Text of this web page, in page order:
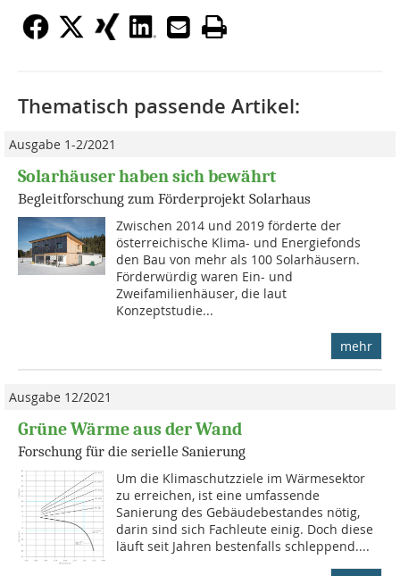
Thematisch passende Artikel:
Ausgabe 1-2/2021
Solarhäuser haben sich bewährt
Begleitforschung zum Förderprojekt Solarhaus
Zwischen 2014 und 2019 förderte der
österreichische Klima- und Energiefonds
den Bau von mehr als 100 Solarhäusern.
Förderwürdig waren Ein- und
Zweifamilienhäuser, die laut
Konzeptstudie...
mehr
Ausgabe 12/2021
Grüne Wärme aus der Wand
Forschung für die serielle Sanierung
Um die Klimaschutzziele im Wärmesektor
zu erreichen, ist eine umfassende
Sanierung des Gebäudebestandes nötig,
darin sind sich Fachleute einig. Doch diese
läuft seit Jahren bestenfalls schleppend....